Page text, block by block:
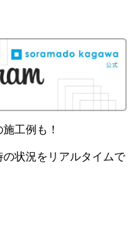
工例も！
状況をリアルタイムで